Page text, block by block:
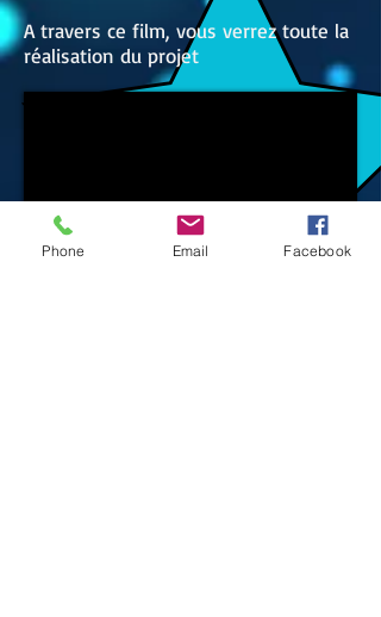
A travers ce film, vous verrez toute la
réalisation du projet
Phone Email Facebook